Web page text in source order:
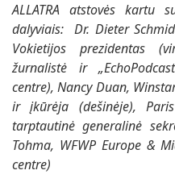
ALLATRA atstovės kartu
dalyviais: Dr. Dieter
Vokietijos prezidentas
žurnalistė ir
centre), Nancy Duan,
ir įkūrėja (dešinėje),
tarptautinė generalinė
Tohma, WFWP Europe &
centre)